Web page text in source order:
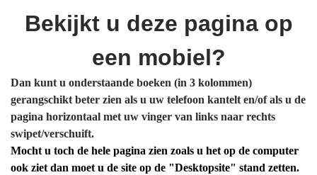
Bekijkt u deze pagina op
een mobiel?
Dan kunt u onderstaande boeken (in 3 kolommen)
gerangschikt beter zien als u uw telefoon kantelt en/of als u de
pagina horizontaal met uw vinger van links naar rechts
swipet/verschuift.
Mocht u toch de hele pagina zien zoals u het op de computer
ook ziet dan moet u de site op de "Desktopsite" stand zetten.